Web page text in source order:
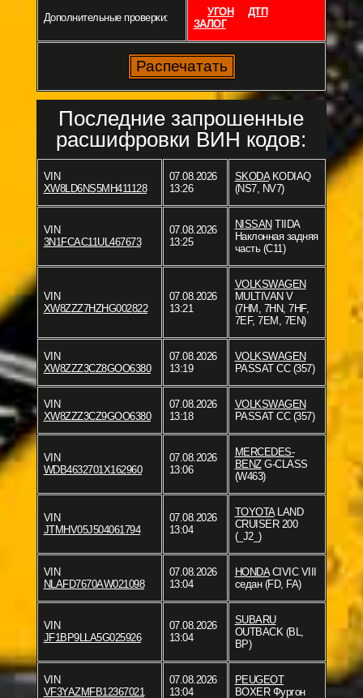
Дополнительные проверки: УГОН
ДТП
ЗАЛОГ
Последние запрошенные
расшифровки ВИН кодов:
VIN
XW8LD6NS5MH411128
07.08.2026
13:26
SKODAKODIAQ
(NS7, NV7)
VIN
3N1FCAC11UL467673
07.08.2026
13:25
NISSAN TIIDA
Наклонная задняя
часть (C11)
VIN
XW8ZZZ7HZHG002822
07.08.2026
13:21
VOLKSWAGEN
MULTIVAN V
(7HM, 7HN, 7HF,
7EF, 7EM, 7EN)
VIN
XW8ZZZ3CZ8GOO6380
07.08.2026
13:19
VOLKSWAGEN
PASSAT CC (357)
VIN
XW8ZZZ3CZ9GOO6380
07.08.2026
13:18
VOLKSWAGEN
PASSAT CC (357)
VIN
WDB4632701X162960
07.08.2026
13:06
MERCEDES-
BENZG-CLASS
(W463)
VIN
JTMHV05J504061794
07.08.2026
13:04
TOYOTALAND
CRUISER 200
(_J2_)
VIN
NLAFD7670AW021098
07.08.2026
13:04
HONDACIVIC VIII
седан (FD, FA)
VIN
JF1BP9LLA5G025926
07.08.2026
13:04
SUBARU
OUTBACK (BL,
BP)
VIN
VF3YAZMFB12367021
07.08.2026
13:04
PEUGEOT
BOXER Фургон